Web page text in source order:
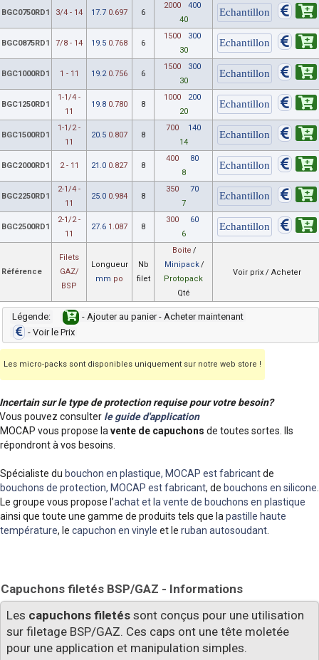
BGC0750RD1 3/4 - 14 17.7 0.697 6
2000
400
40
BGC0875RD1 7/8 - 14 19.5 0.768 6
1500
300
30
BGC1000RD1 1 - 11 19.2 0.756 6
1500
300
30
BGC1250RD1
1-1/4 -
11
19.8 0.780 8
1000
200
20
BGC1500RD1
1-1/2 -
11
20.5 0.807 8
700
140
14
BGC2000RD1 2 - 11 21.0 0.827 8
400
80
8
BGC2250RD1
2-1/4 -
11
25.0 0.984 8
350
70
7
BGC2500RD1
2-1/2 -
11
27.6 1.087 8
300
60
6
Référence
Filets
GAZ/
BSP
Longueur
mm po
Nb
filet
Boite /
Minipack/
Protopack
Qté
Voir prix / Acheter
Légende:
- Ajouter au panier - Acheter maintenant
- Voir le Prix
Les micro-packs sont disponibles uniquement sur notre web store !
Incertain sur le type de protection requise pour votre besoin?
Vous pouvez consulter le guide d'application
MOCAP vous propose lavente de capuchons de toutes sortes. Ils
répondront à vos besoins.
Spécialiste du bouchon en plastique, MOCAP est fabricantde
bouchons de protection, MOCAP est fabricant, de bouchons en silicone.
Le groupe vous propose l’achat et la vente de bouchons en plastique
ainsi que toute une gamme de produits tels que lapastille haute
température, le capuchon en vinyle et le ruban autosoudant.
Capuchons filetés BSP/GAZ - Informations
Les capuchons filetés sont conçus pour une utilisation
sur filetage BSP/GAZ. Ces caps ont une tête moletée
pour une application et manipulation simples.